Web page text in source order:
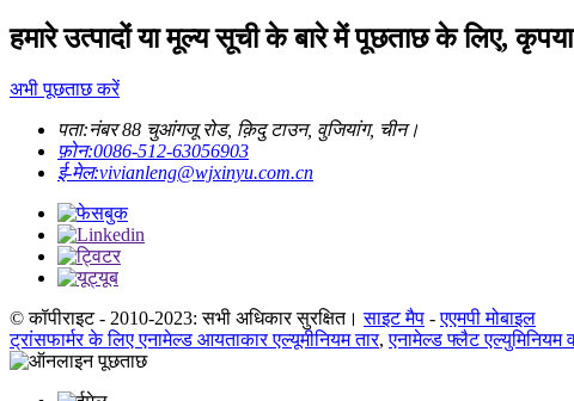
हमारे उत्पादों या मूल्य सूची के बारे में पूछताछ के लिए,
अभी पूछताछ करें
पता:नंबर 88 चुआंगजू रोड, क़िदु टाउन, वुजियांग, चीन।
फ़ोन:0086-512-63056903
ई-मेल:vivianleng@wjxinyu.com.cn
© कॉपीराइट - 2010-2023: सभी अधिकार सुरक्षित। साइट मैप -एएमपी मोबाइल
ट्रांसफार्मर के लिए एनामेल्ड आयताकार एल्यूमीनियम तार,एनामेल्ड फ्लैट एल्युमिनियम